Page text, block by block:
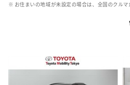
※ お住まいの地域が未設定の場合は、全国のクルマ